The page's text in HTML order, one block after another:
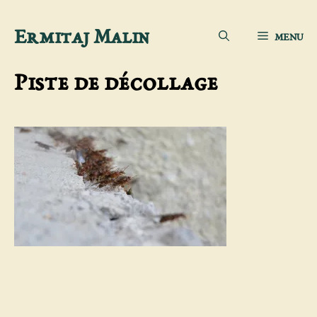
Aller
contenu
Ermitaj Malin MENU
Piste de décollage